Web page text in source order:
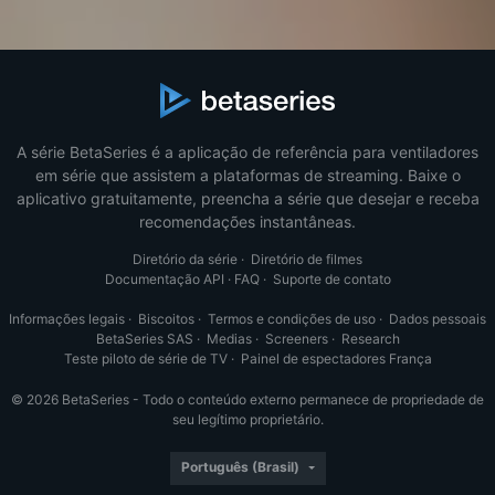
A série BetaSeries é a aplicação de referência para ventiladores
em série que assistem a plataformas de streaming. Baixe o
aplicativo gratuitamente, preencha a série que desejar e receba
recomendações instantâneas.
Diretório da série · Diretório de filmes
Documentação API · FAQ· Suporte de contato
Informações legais · Biscoitos · Termos e condições de uso · Dados pessoais
BetaSeries SAS · Medias· Screeners· Research
Teste piloto de série de TV· Painel de espectadores França
© 2026 BetaSeries - Todo o conteúdo externo permanece de propriedade de
seu legítimo proprietário.
Português (Brasil)